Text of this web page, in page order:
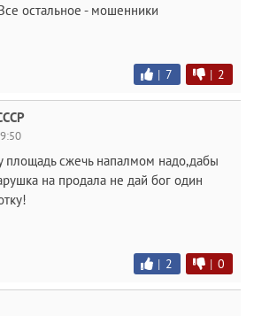
остальное - мошенники
| 7 | 2
площадь сжечь напалмом надо,дабы
на продала не дай бог один
| 2 | 0